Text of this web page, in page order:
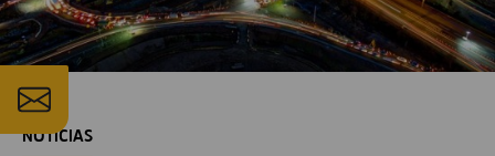
NOTICIAS